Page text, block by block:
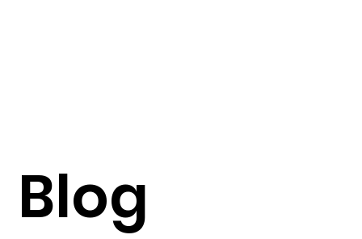
Blog